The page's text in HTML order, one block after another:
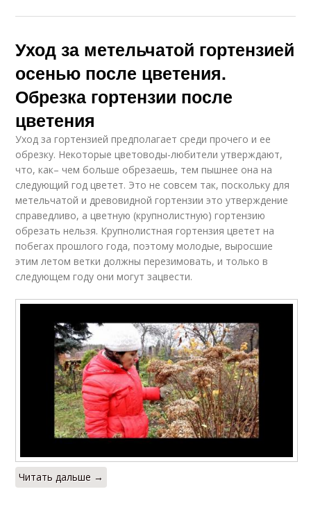
Уход за метельчатой гортензией
осенью после цветения.
Обрезка гортензии после
цветения
Уход за гортензией предполагает среди прочего и ее
обрезку. Некоторые цветоводы-любители утверждают,
что, как– чем больше обрезаешь, тем пышнее она на
следующий год цветет. Это не совсем так, поскольку для
метельчатой и древовидной гортензии это утверждение
справедливо, а цветную (крупнолистную) гортензию
обрезать нельзя. Крупнолистная гортензия цветет на
побегах прошлого года, поэтому молодые, выросшие
этим летом ветки должны перезимовать, и только в
следующем году они могут зацвести.
Читать дальше →